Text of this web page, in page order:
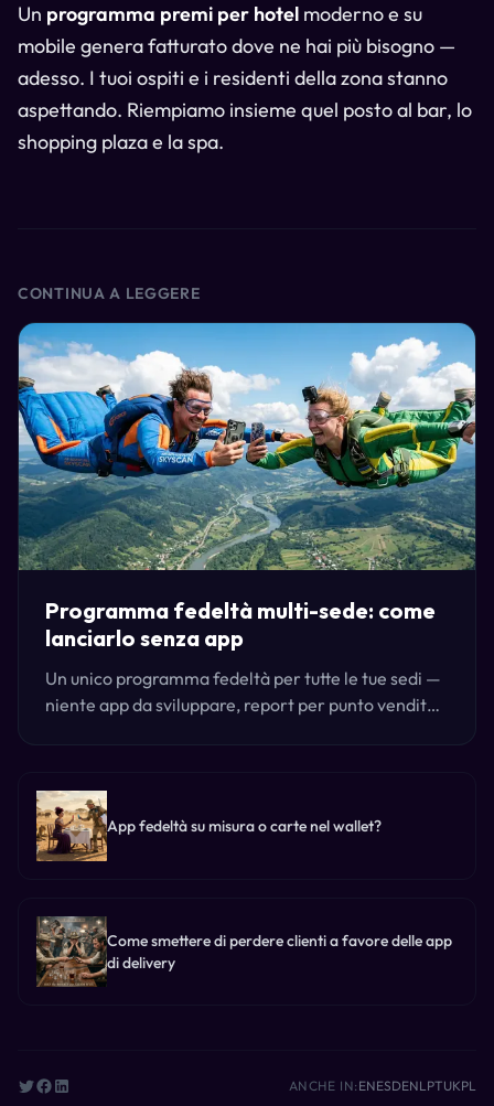
Un programma premi per hotel moderno e su
mobile genera fatturato dove ne hai più bisogno —
adesso. I tuoi ospiti e i residenti della zona stanno
aspettando. Riempiamo insieme quel posto al bar, lo
shopping plaza e la spa.
CONTINUA A LEGGERE
Programma fedeltà multi-sede: come
lanciarlo senza app
Un unico programma fedeltà per tutte le tue sedi —
niente app da sviluppare, report per punto vendita,
App fedeltà su misura o carte nel wallet?
Come smettere di perdere clienti a favore delle app
di delivery
ANCHE IN: ENESDENLPTUKPL